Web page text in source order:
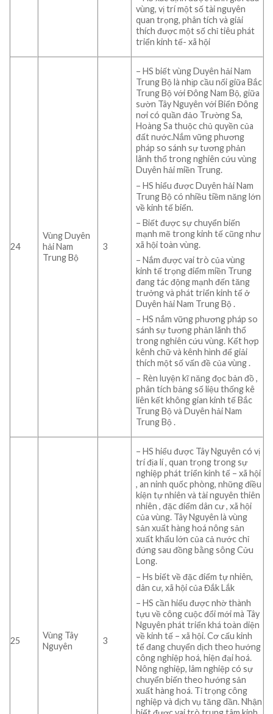
vùng, vị trí một số tài nguyên
quan trọng, phân tích và giải
thích được một số chỉ tiêu phát
triển kinh tế- xã hội
24
Vùng Duyên
hải Nam
Trung Bộ
3
– HS biết vùng Duyên hải Nam
Trung Bộ là nhịp cầu nối giữa Bắc
Trung Bộ với Đông Nam Bộ, giữa
sườn Tây Nguyên với Biển Đông
nơi có quần đảo Trường Sa,
Hoàng Sa thuộc chủ quyền của
đất nước.Nắm vững phương
pháp so sánh sự tương phản
lãnh thổ trong nghiên cứu vùng
Duyên hải miền Trung.
– HS hiểu được Duyên hải Nam
Trung Bộ có nhiều tiềm năng lớn
về kinh tế biển.
– Biết được sự chuyển biến
mạnh mẽ trong kinh tế cũng như
xã hội toàn vùng.
– Nắm được vai trò của vùng
kinh tế trọng điểm miền Trung
đang tác động mạnh đến tăng
trưởng và phát triển kinh tế ở
Duyên hải Nam Trung Bộ .
– HS nắm vững phương pháp so
sánh sự tương phản lãnh thổ
trong nghiên cứu vùng. Kết hợp
kênh chữ và kênh hình để giải
thích một số vấn đề của vùng .
– Rèn luyện kĩ năng đọc bản đồ ,
phân tích bảng số liệu thống kê
liên kết không gian kinh tế Bắc
Trung Bộ và Duyên hải Nam
Trung Bộ .
25
Vùng Tây
Nguyên
3
– HS hiểu được Tây Nguyên có vị
trí địa lí , quan trọng trong sự
nghiệp phát triển kinh tế – xã hội
, an ninh quốc phòng, những điều
kiện tự nhiên và tài nguyên thiên
nhiên , đặc điểm dân cư , xã hội
của vùng. Tây Nguyên là vùng
sản xuất hàng hoá nông sản
xuất khẩu lớn của cả nước chỉ
đứng sau đồng bằng sông Cửu
Long.
– Hs biết về đặc điểm tự nhiên,
dân cư, xã hội của Đắk Lắk
– HS cần hiểu được nhờ thành
tựu về công cuộc đổi mới mà Tây
Nguyên phát triển khá toàn diện
về kinh tế – xã hội. Cơ cấu kinh
tế đang chuyển dịch theo hướng
công nghiệp hoá, hiện đại hoá.
Nông nghiệp, lâm nghiệp có sự
chuyển biến theo hướng sản
xuất hàng hoá. Tỉ trọng công
nghiệp và dịch vụ tăng dần. Nhận